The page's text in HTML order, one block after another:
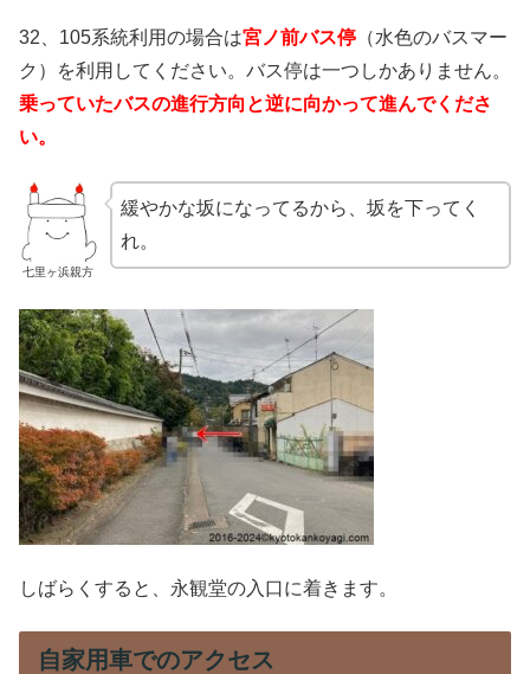
32、105系統利用の場合は宮ノ前バス停 （水色のバスマー
ク）を利用してください。バス停は一つしかありません。
乗っていたバスの進行方向と逆に向かって進んでくださ
い。
七里ヶ浜親方
緩やかな坂になってるから、坂を下ってく
れ。
しばらくすると、永観堂の入口に着きます。
自家用車でのアクセス